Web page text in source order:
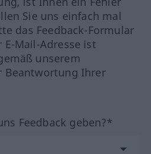
Sie uns einfach mal
das Feedback-Formular
E-Mail-Adresse ist
unserem
Beantwortung Ihrer
Feedback geben?*